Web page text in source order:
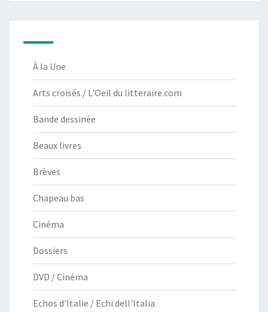
À la Une
Arts croisés / L'Oeil du litteraire.com
Bande dessinée
Beaux livres
Brèves
Chapeau bas
Cinéma
Dossiers
DVD / Cinéma
Echos d'Italie / Echi dell'Italia